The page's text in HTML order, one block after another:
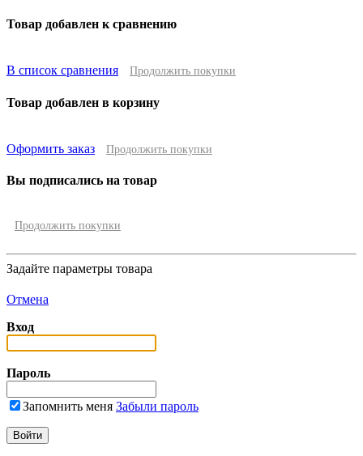
Товар добавлен к сравнению
В список сравнения Продолжить покупки
Товар добавлен в корзину
Оформить заказ Продолжить покупки
Вы подписались на товар
Продолжить покупки
Задайте параметры товара
Отмена
Вход
Пароль
Запомнить меня Забыли пароль